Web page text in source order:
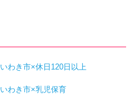
いわき市×休日120日以上
いわき市×乳児保育